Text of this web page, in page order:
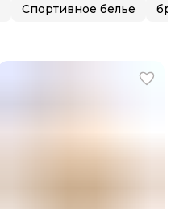
Спортивное белье